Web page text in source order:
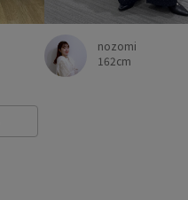
nozomi
162cm